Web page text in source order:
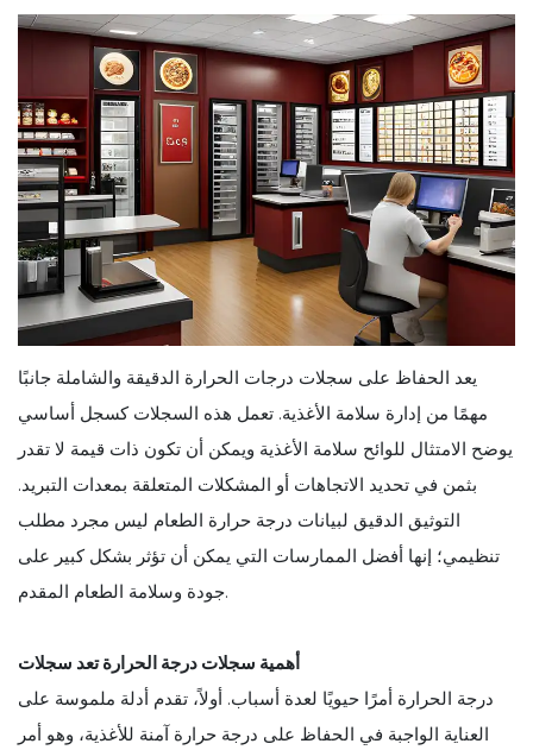
يعد الحفاظ على سجلات درجات الحرارة الدقيقة والشاملة جانبًا
مهمًا من إدارة سلامة الأغذية. تعمل هذه السجلات كسجل أساسي
يوضح الامتثال للوائح سلامة الأغذية ويمكن أن تكون ذات قيمة لا تقدر
بثمن في تحديد الاتجاهات أو المشكلات المتعلقة بمعدات التبريد.
التوثيق الدقيق لبيانات درجة حرارة الطعام ليس مجرد مطلب
تنظيمي؛ إنها أفضل الممارسات التي يمكن أن تؤثر بشكل كبير على
جودة وسلامة الطعام المقدم.
أهمية سجلات درجة الحرارة تعد سجلات
درجة الحرارة أمرًا حيويًا لعدة أسباب. أولاً، تقدم أدلة ملموسة على
العناية الواجبة في الحفاظ على درجة حرارة آمنة للأغذية، وهو أمر